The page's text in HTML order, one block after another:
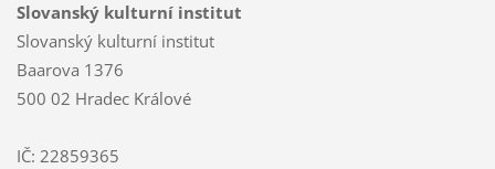
Slovanský kulturní institut
Slovanský kulturní institut
Baarova 1376
500 02 Hradec Králové
IČ: 22859365